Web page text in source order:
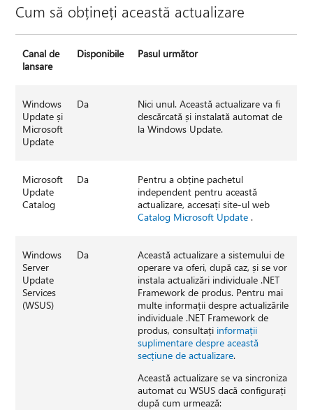
Cum să obțineți această actualizare
Canal de
lansare
Disponibile Pasul următor
Windows
Update și
Microsoft
Update
Da
Nici unul. Această actualizare va fi
descărcată și instalată automat de
la Windows Update.
Microsoft
Update
Catalog
Da
Pentru a obține pachetul
independent pentru această
actualizare, accesați site-ul web
Catalog Microsoft Update .
Windows
Server
Update
Services
(WSUS)
Da
Această actualizare a sistemului de
operare va oferi, după caz, și se vor
instala actualizări individuale .NET
Framework de produs. Pentru mai
multe informații despre actualizările
individuale .NET Framework de
produs, consultați informații
suplimentare despre această
secțiune de actualizare.
Această actualizare se va sincroniza
automat cu WSUS dacă configurați
după cum urmează: